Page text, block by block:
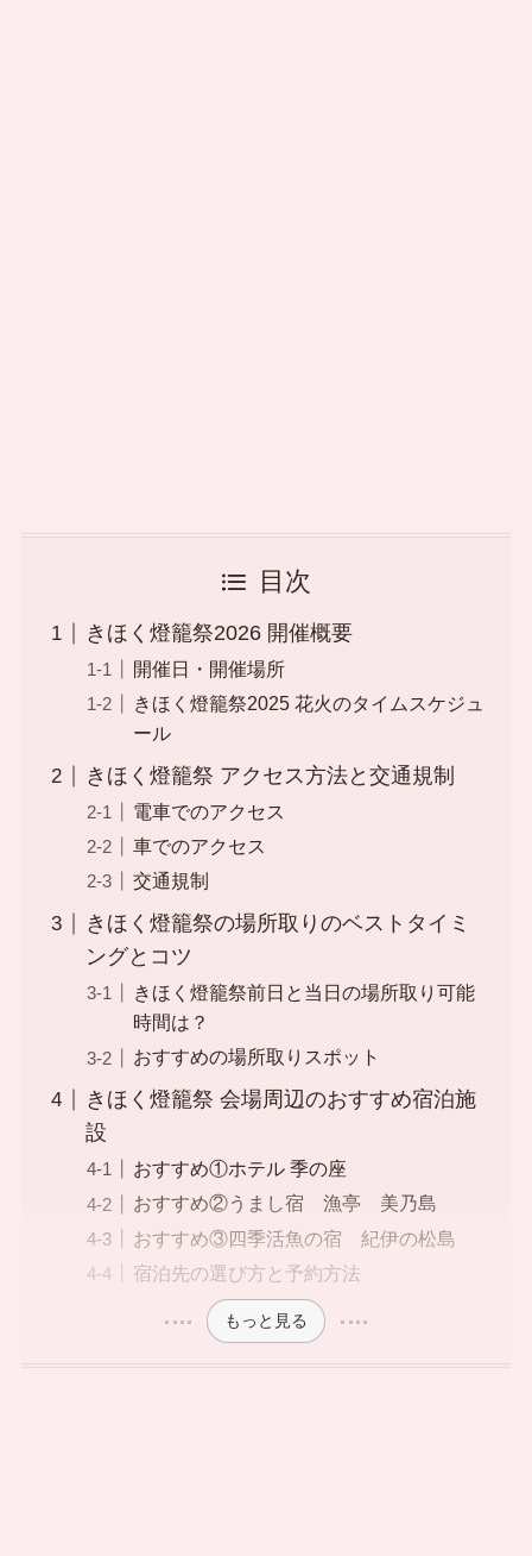
目次
きほく燈籠祭2026 開催概要
開催日・開催場所
きほく燈籠祭2025 花火のタイムスケジュ
ール
きほく燈籠祭 アクセス方法と交通規制
電車でのアクセス
車でのアクセス
交通規制
きほく燈籠祭の場所取りのベストタイミ
ングとコツ
きほく燈籠祭前日と当日の場所取り可能
時間は？
おすすめの場所取りスポット
きほく燈籠祭 会場周辺のおすすめ宿泊施
設
おすすめ①ホテル 季の座
おすすめ②うまし宿 漁亭 美乃島
おすすめ③四季活魚の宿 紀伊の松島
宿泊先の選び方と予約方法
もっと見る